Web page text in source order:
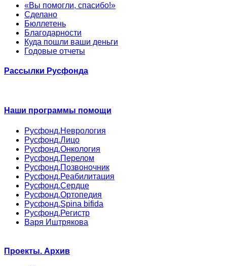
«Вы помогли, спасибо!»
Сделано
Бюллетень
Благодарности
Куда пошли ваши деньги
Годовые отчеты
Рассылки Русфонда
Наши программы помощи
Русфонд.Неврология
Русфонд.Лицо
Русфонд.Онкология
Русфонд.Перелом
Русфонд.Позвоночник
Русфонд.Реабилитация
Русфонд.Сердце
Русфонд.Ортопедия
Русфонд.Spina bifida
Русфонд.Регистр
Варя Иштрякова
Проекты. Архив